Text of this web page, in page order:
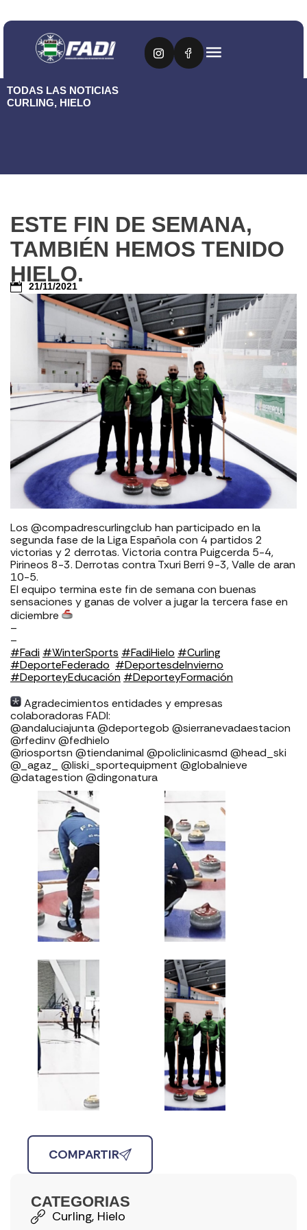
TODAS LAS NOTICIAS
CURLING, HIELO
ESTE FIN DE SEMANA,
TAMBIÉN HEMOS TENIDO
HIELO.
21/11/2021
Los @compadrescurlingclub han participado en la
segunda fase de la Liga Española con 4 partidos 2
victorias y 2 derrotas. Victoria contra Puigcerda 5-4,
Pirineos 8-3. Derrotas contra Txuri Berri 9-3, Valle de aran
10-5.
El equipo termina este fin de semana con buenas
sensaciones y ganas de volver a jugar la tercera fase en
diciembre
–
–
#Fadi #WinterSports #FadiHielo #Curling
#DeporteFederado #DeportesdeInvierno
#DeporteyEducación #DeporteyFormación
Agradecimientos entidades y empresas
colaboradoras FADI: ⁣⁣⁣⁣⁣⁣⁣⁣⁣⁣⁣⁣⁣⁣⁣⁣⁣⁣
⁣⁣⁣⁣@andaluciajunta @deportegob ⁣⁣⁣@sierranevadaestacion
@rfedinv @fedhielo ⁣⁣⁣⁣⁣⁣⁣⁣⁣⁣⁣⁣⁣⁣⁣⁣⁣
@riosportsn @tiendanimal @policlinicasmd @head_ski
@_agaz_ @liski_sportequipment @globalnieve
@datagestion @dingonatura
COMPARTIR
CATEGORIAS
Curling, Hielo